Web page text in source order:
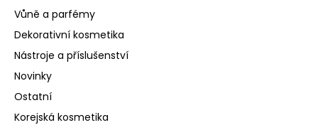
Vůně a parfémy
Dekorativní kosmetika
Nástroje a příslušenství
Novinky
Ostatní
Korejská kosmetika